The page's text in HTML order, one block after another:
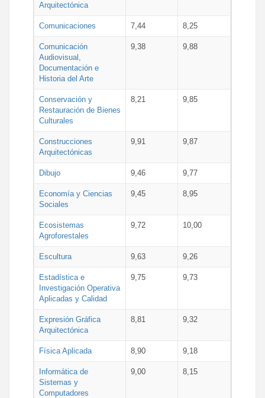
Arquitectónica
Comunicaciones 7,44 8,25
Comunicación
Audiovisual,
Documentación e
Historia del Arte
9,38 9,88
Conservación y
Restauración de Bienes
Culturales
8,21 9,85
Construcciones
Arquitectónicas
9,91 9,87
Dibujo 9,46 9,77
Economía y Ciencias
Sociales
9,45 8,95
Ecosistemas
Agroforestales
9,72 10,00
Escultura 9,63 9,26
Estadística e
Investigación Operativa
Aplicadas y Calidad
9,75 9,73
Expresión Gráfica
Arquitectónica
8,81 9,32
Física Aplicada 8,90 9,18
Informática de
Sistemas y
Computadores
9,00 8,15